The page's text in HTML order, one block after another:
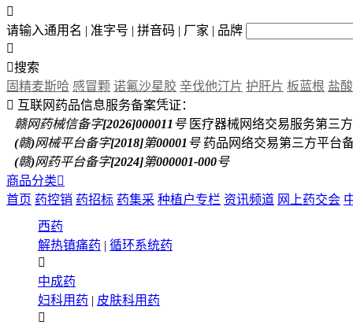

请输入通用名 | 准字号 | 拼音码 | 厂家 | 品牌

搜索
固精麦斯哈 感冒颗 诺氟沙星胶 辛伐他汀片 护肝片 板蓝根 盐
 互联网药品信息服务备案凭证：
赣网药械信备字[2026]000011号 医疗器械网络交易服务第三
(赣)网械平台备字[2018]第00001号 药品网络交易第三方平台
(赣)网药平台备字[2024]第000001-000号
商品分类
首页 药控销 药招标 药集采 种植户专栏 资讯频道 网上药交会
西药
解热镇痛药 | 循环系统药

中成药
妇科用药 | 皮肤科用药
